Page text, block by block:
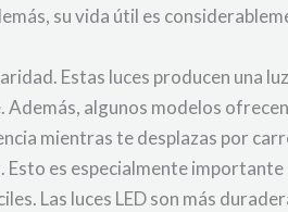
su vida útil es
Estas luces producen una
algunos modelos
mientras te desplazas por
es especialmente
Las luces LED son más